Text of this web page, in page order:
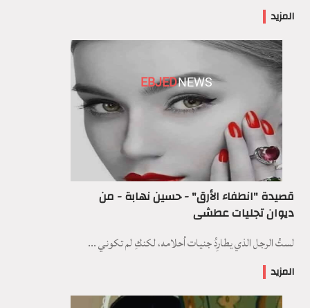
المزيد
EBJEDNEWS
قصيدة "انطفاء الأرق" - حسين نهابة - من
ديوان تجليات عطشى
لستُ الرجل الذي يطارِدُ جنيات أحلامه، لكنكِ لم تكوني ...
المزيد